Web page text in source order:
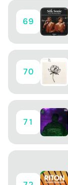
69
70
71